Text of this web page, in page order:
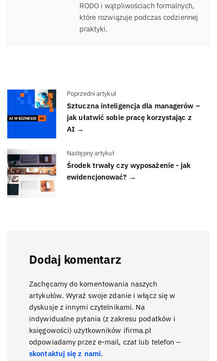
RODO i wątpliwościach formalnych,
które rozwiązuje podczas codziennej
praktyki.
Poprzedni artykuł
Sztuczna inteligencja dla managerów –
jak ułatwić sobie pracę korzystając z
AI →
Następny artykuł
Środek trwały czy wyposażenie - jak
ewidencjonować? →
Dodaj komentarz
Zachęcamy do komentowania naszych
artykułów. Wyraź swoje zdanie i włącz się w
dyskusje z innymi czytelnikami. Na
indywidualne pytania (z zakresu podatków i
księgowości) użytkowników ifirma.pl
odpowiadamy przez e-mail, czat lub telefon –
skontaktuj się z nami.